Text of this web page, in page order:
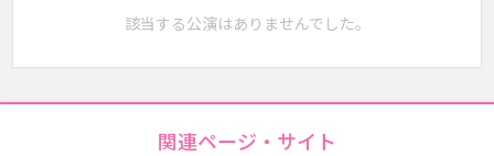
該当する公演はありませんでした。
関連ページ・サイト